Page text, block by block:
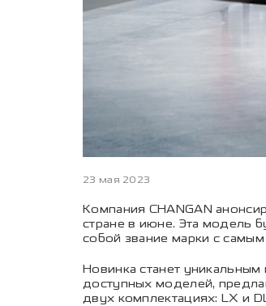
23 мая 2023
Компания CHANGAN
стране в июне. Эта модель
собой звание марки с
Новинка станет
доступных моделей,
двух комплектациях: LX и